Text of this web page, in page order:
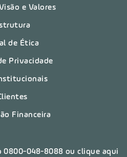
e Valores
de Ética
Privacidade
Financeira
0800-048-8088 ou clique aqui